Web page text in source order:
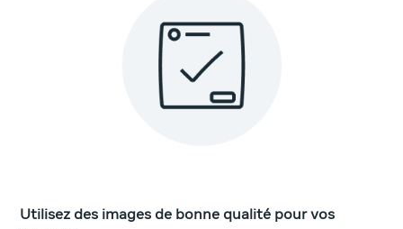
Utilisez des images de bonne qualité pour vos